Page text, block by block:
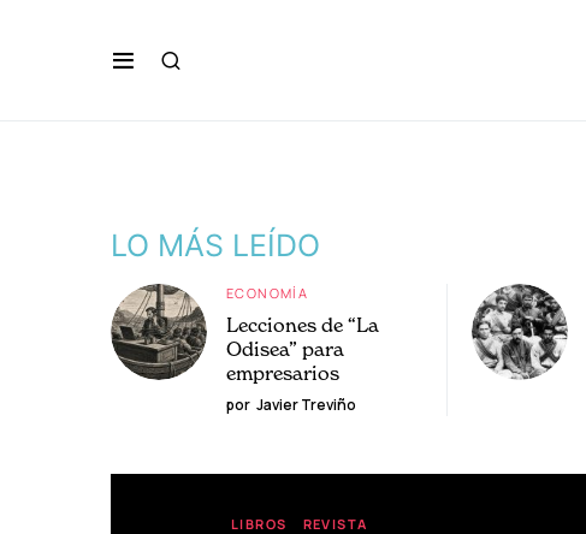
LO MÁS LEÍDO
ECONOMÍA
Lecciones de “La
Odisea” para
empresarios
por Javier Treviño
LIBROS REVISTA